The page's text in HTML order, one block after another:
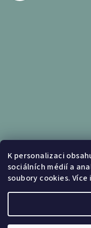
K personalizaci
sociálních médií a
soubory cookies.
Informace pro
Obchodní podmínky